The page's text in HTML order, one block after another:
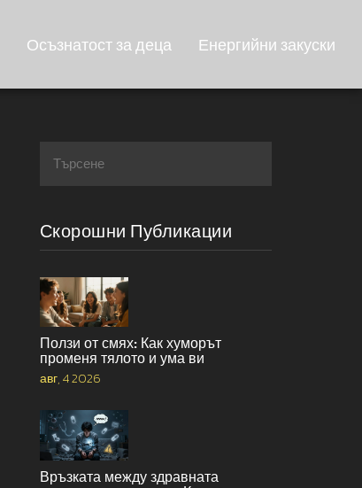
Осъзнатост за деца Енергийни закуски
Скорошни Публикации
Ползи от смях: Как хуморът
променя тялото и ума ви
авг, 4 2026
Връзката между здравната